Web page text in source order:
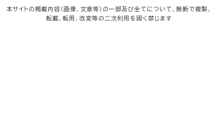
本サイトの掲載内容（画像、文章等）の一部及び全てについて、無断で複製、
転載、転用、改変等の二次利用を固く禁じます